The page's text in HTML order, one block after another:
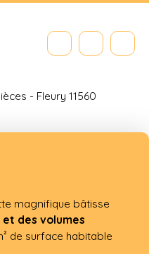
- Fleury 11560
magnifique bâtisse
des volumes
de surface habitable